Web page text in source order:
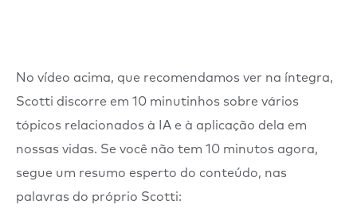
No vídeo acima, que recomendamos ver na íntegra,
Scotti discorre em 10 minutinhos sobre vários
tópicos relacionados à IA e à aplicação dela em
nossas vidas. Se você não tem 10 minutos agora,
segue um resumo esperto do conteúdo, nas
palavras do próprio Scotti: